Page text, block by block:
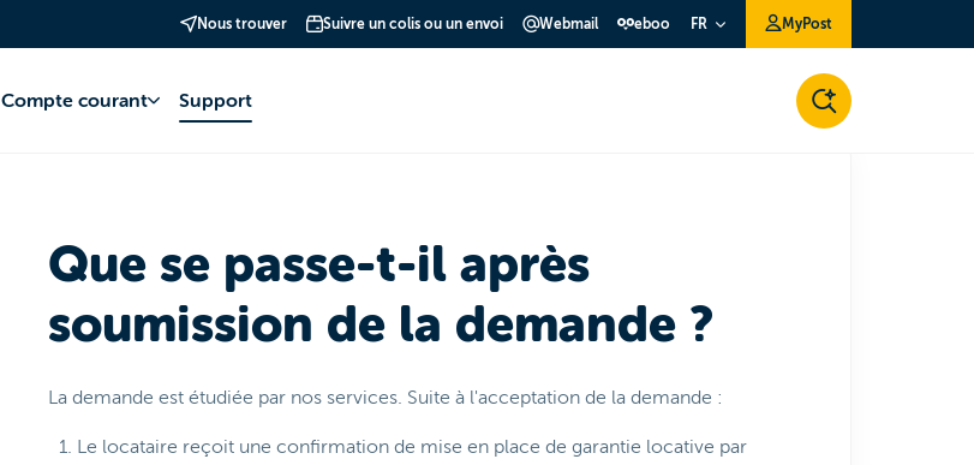
Nous trouver Suivre un colis ou un envoi Webmail eboo FR MyPost
Compte courant Support
Que se passe-t-il après
soumission de la demande ?
La demande est étudiée par nos services. Suite à l'acceptation de la demande :
Le locataire reçoit une confirmation de mise en place de garantie locative par